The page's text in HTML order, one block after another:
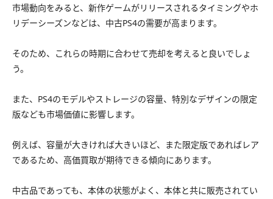
市場動向をみると、新作ゲームがリリースされるタイミングやホ
リデーシーズンなどは、中古PS4の需要が高まります。
そのため、これらの時期に合わせて売却を考えると良いでしょ
う。
また、PS4のモデルやストレージの容量、特別なデザインの限定
版なども市場価値に影響します。
例えば、容量が大きければ大きいほど、また限定版であればレア
であるため、高価買取が期待できる傾向にあります。
中古品であっても、本体の状態がよく、本体と共に販売されてい